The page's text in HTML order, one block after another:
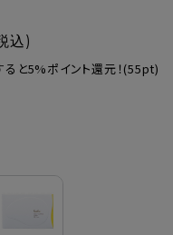
込)
と5%ポイント還元！(55pt)